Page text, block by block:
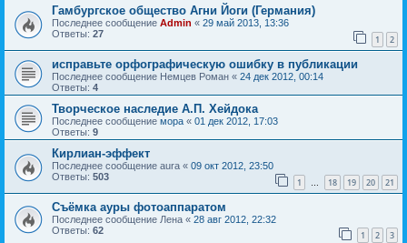
Гамбургское общество Агни Йоги (Германия)
Последнее сообщение Admin « 29 май 2013, 13:36
Ответы: 27 1 2
исправьте орфографическую ошибку в публикации
Последнее сообщение Немцев Роман « 24 дек 2012, 00:14
Ответы: 4
Творческое наследие А.П. Хейдока
Последнее сообщение мора « 01 дек 2012, 17:03
Ответы: 9
Кирлиан-эффект
Последнее сообщение aura « 09 окт 2012, 23:50
Ответы: 503 1 … 18 19 20 21
Съёмка ауры фотоаппаратом
Последнее сообщение Лена « 28 авг 2012, 22:32
Ответы: 62 1 2 3